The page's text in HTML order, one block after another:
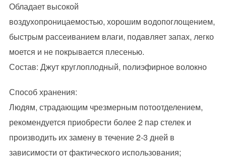
Обладает высокой
воздухопроницаемостью, хорошим водопоглощением,
быстрым рассеиванием влаги, подавляет запах, легко
моется и не покрывается плесенью.
Состав: Джут круглоплодный, полиэфирное волокно
Способ хранения:
Людям, страдающим чрезмерным потоотделением,
рекомендуется приобрести более 2 пар стелек и
производить их замену в течение 2-3 дней в
зависимости от фактического использования;